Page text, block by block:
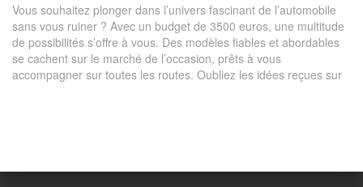
Vous souhaitez plonger dans l’univers fascinant de l’automobile
sans vous ruiner ? Avec un budget de 3500 euros, une multitude
de possibilités s’offre à vous. Des modèles fiables et abordables
se cachent sur le marché de l’occasion, prêts à vous
accompagner sur toutes les routes. Oubliez les idées reçues sur